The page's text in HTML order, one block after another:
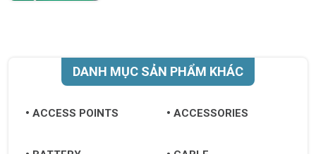
DANH MỤC SẢN PHẨM KHÁC
ACCESS POINTS ACCESSORIES